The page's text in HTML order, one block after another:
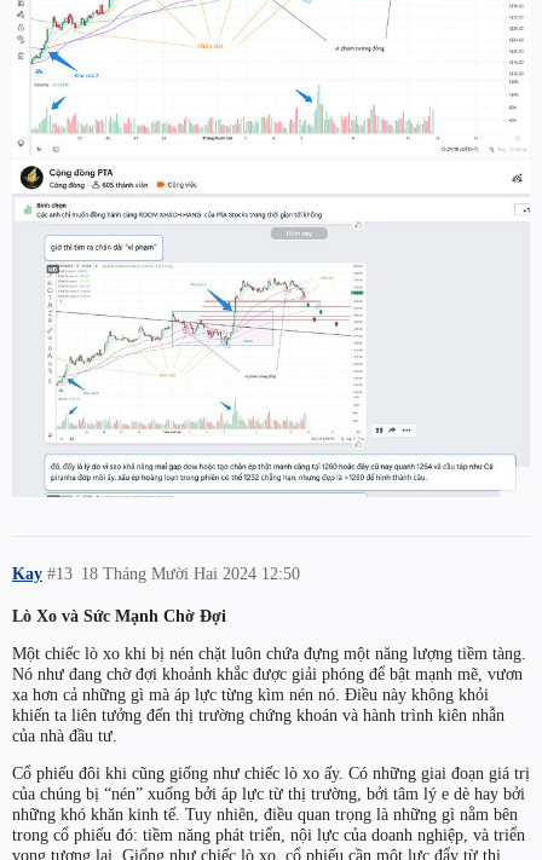
Kay 18 Tháng Mười Hai 2024 12:50
#13
Lò Xo và Sức Mạnh Chờ Đợi
Một chiếc lò xo khi bị nén chặt luôn chứa đựng một năng lượng tiềm tàng.
Nó như đang chờ đợi khoảnh khắc được giải phóng để bật mạnh mẽ, vươn
xa hơn cả những gì mà áp lực từng kìm nén nó. Điều này không khỏi
khiến ta liên tưởng đến thị trường chứng khoán và hành trình kiên nhẫn
của nhà đầu tư.
Cổ phiếu đôi khi cũng giống như chiếc lò xo ấy. Có những giai đoạn giá trị
của chúng bị “nén” xuống bởi áp lực từ thị trường, bởi tâm lý e dè hay bởi
những khó khăn kinh tế. Tuy nhiên, điều quan trọng là những gì nằm bên
trong cổ phiếu đó: tiềm năng phát triển, nội lực của doanh nghiệp, và triển
vọng tương lai. Giống như chiếc lò xo, cổ phiếu cần một lực đẩy từ thị